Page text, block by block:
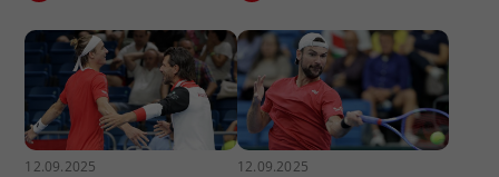
12.09.2025 12.09.2025